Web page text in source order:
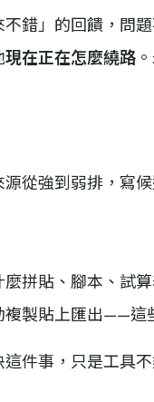
錯」的回饋，問
現在正在怎麼繞路
從強到弱排，寫
拼貼、腳本、試
製貼上匯出——這
件事，只是工具